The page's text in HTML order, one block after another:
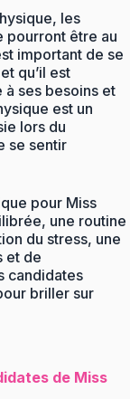
les
pourront être au
important de se
qu’il est
ses besoins et
est un
lors du
se sentir
pour Miss
une routine
du stress, une
et de
candidates
briller sur
de Miss